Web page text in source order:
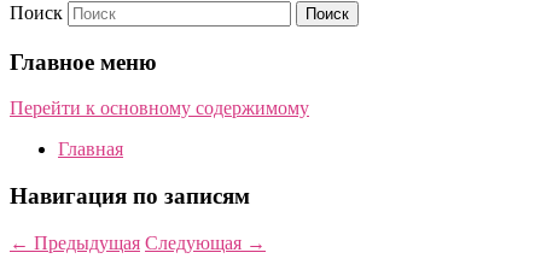
Поиск
Главное меню
Перейти к основному содержимому
Главная
Навигация по записям
← Предыдущая Следующая →